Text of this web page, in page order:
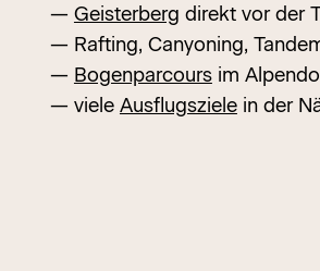
— Geisterberg direkt vor der
— Rafting, Canyoning,
— Bogenparcoursim
— viele Ausflugszielein der